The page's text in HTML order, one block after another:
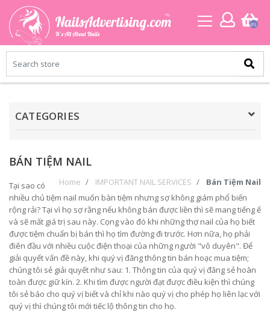
(0)
CATEGORIES
BÁN TIỆM NAIL
Home IMPORTANT NAIL SERVICES Bán Tiệm Nail
Tại sao có
nhiều chủ tiệm nail muốn bàn tiệm nhưng sợ không giám phổ biến
rộng rải? Tại vì họ sợ rằng nếu không bán được liền thì sẽ mang tiếng ế
và sẽ mất giá trị sau này. Cọng vào đó khi những thợ nail của họ biết
được tiệm chuẩn bị bán thì họ tìm đường đi trước. Hơn nữa, họ phải
điên đầu với nhiều cuộc điện thoại của những người "vô duyên". Để
giải quyết vấn đề này, khi quý vị đăng thông tin bán hoạc mua tiệm;
chúng tôi sẻ giải quyết như sau: 1. Thông tin của quý vị đăng sẻ hoàn
toàn được giữ kín. 2. Khi tìm được người đạt được điều kiện thì chúng
tôi sẻ báo cho quý vị biết và chỉ khi nào quý vị cho phép họ liên lạc với
quý vị thì chúng tôi mới tiếc lộ thông tin cho họ.